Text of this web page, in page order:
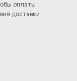
оплаты
доставки